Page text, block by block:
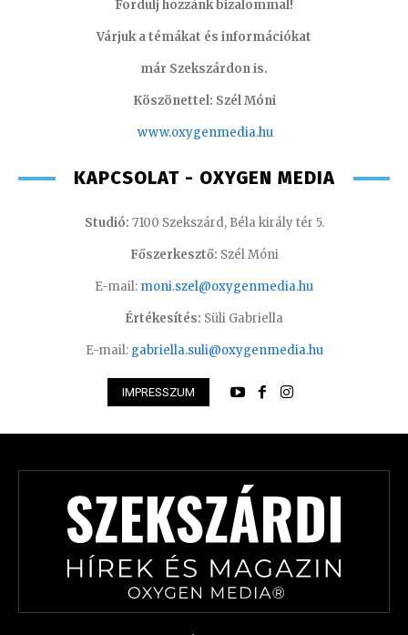
Fordulj hozzánk bizalommal!
Várjuk a témákat és információkat
már Szekszárdon is.
Köszönettel: Szél Móni
www.oxygenmedia.hu
KAPCSOLAT - OXYGEN MEDIA
Studió: 7100 Szekszárd, Béla király tér 5.
Főszerkesztő: Szél Móni
E-mail: moni.szel@oxygenmedia.hu
Értékesítés: Süli Gabriella
E-mail: gabriella.suli@oxygenmedia.hu
IMPRESSZUM